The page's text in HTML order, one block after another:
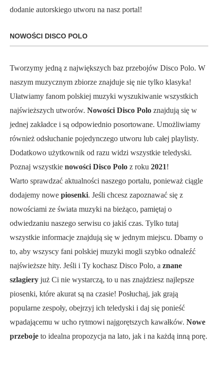
dodanie autorskiego utworu na nasz portal!
NOWOŚCI DISCO POLO
Tworzymy jedną z największych baz przebojów Disco Polo. W
naszym muzycznym zbiorze znajduje się nie tylko klasyka!
Ułatwiamy fanom polskiej muzyki wyszukiwanie wszystkich
najświeższych utworów. Nowości Disco Polo znajdują się w
jednej zakładce i są odpowiednio posortowane. Umożliwiamy
również odsłuchanie pojedynczego utworu lub całej playlisty.
Dodatkowo użytkownik od razu widzi wszystkie teledyski.
Poznaj wszystkie nowości Disco Polo z roku 2021!
Warto sprawdzać aktualności naszego portalu, ponieważ ciągle
dodajemy nowe piosenki. Jeśli chcesz zapoznawać się z
nowościami ze świata muzyki na bieżąco, pamiętaj o
odwiedzaniu naszego serwisu co jakiś czas. Tylko tutaj
wszystkie informacje znajdują się w jednym miejscu. Dbamy o
to, aby wszyscy fani polskiej muzyki mogli szybko odnaleźć
najświeższe hity. Jeśli i Ty kochasz Disco Polo, a znane
szlagiery już Ci nie wystarczą, to u nas znajdziesz najlepsze
piosenki, które akurat są na czasie! Posłuchaj, jak grają
popularne zespoły, obejrzyj ich teledyski i daj się ponieść
wpadającemu w ucho rytmowi najgorętszych kawałków. Nowe
przeboje to idealna propozycja na lato, jak i na każdą inną porę.